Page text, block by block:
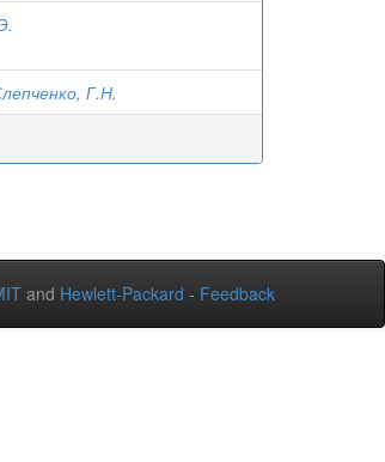
Г.Н.
and Hewlett-Packard - Feedback